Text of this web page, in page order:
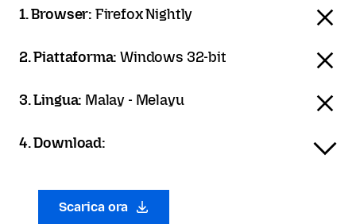
1. Browser: Firefox Nightly
2. Piattaforma:Windows 32-bit
3. Lingua: Malay - Melayu
4. Download:
Scarica ora